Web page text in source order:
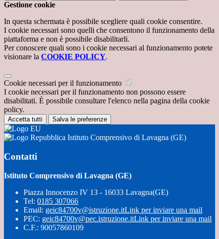
Gestione cookie
In questa schermata è possibile scegliere quali cookie consentire.
I cookie necessari sono quelli che consentono il funzionamento della
piattaforma e non è possibile disabilitarli.
Per conoscere quali sono i cookie necessari al funzionamento potete
visionare la COOKIE POLICY.
Cookie necessari per il funzionamento
I cookie necessari per il funzionamento non possono essere
disabilitati. È possibile consultare l'elenco nella pagina della cookie
policy.
Accetta tutti Salva le preferenze
Istituto Comprensivo di Lavagna (GE)
Contatti
Istituto Comprensivo di Lavagna (GE)
Piazza Innocenzo IV 13 - 16033 Lavagna(GE)
Tel: 0185 307066
Email: geic84700v@istruzione.itLink per inviare una mail
PEC: geic84700v@pec.istruzione.itLink per inviare una mail
C.F.: 90057860109